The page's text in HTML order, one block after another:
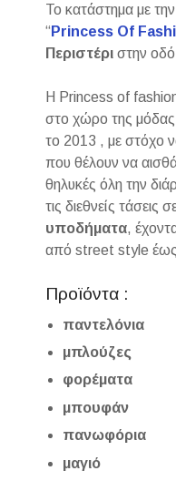
Το κατάστημα με την
“ Princess Of
Περιστέρι στην
Η Princess of fashion
στο χώρο της
το 2013 , με στόχο
που θέλουν να
θηλυκές όλη την
τις διεθνείς τάσεις
υποδήματα,
από street style
Προϊόντα :
παντελόνια
μπλούζες
φορέματα
μπουφάν
πανωφόρια
μαγιό